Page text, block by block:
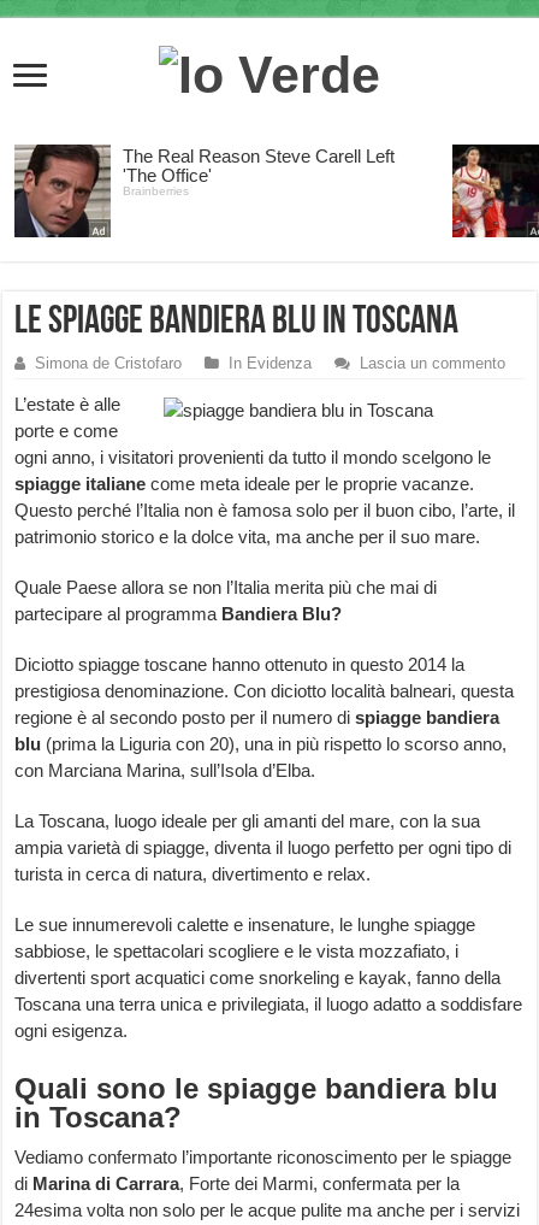
Le spiagge bandiera blu in Toscana
Simona de Cristofaro In Evidenza Lascia un commento
L’estate è alle
porte e come
ogni anno, i visitatori provenienti da tutto il mondo scelgono le
spiagge italiane come meta ideale per le proprie vacanze.
Questo perché l’Italia non è famosa solo per il buon cibo, l’arte, il
patrimonio storico e la dolce vita, ma anche per il suo mare.
Quale Paese allora se non l’Italia merita più che mai di
partecipare al programma Bandiera Blu?
Diciotto spiagge toscane hanno ottenuto in questo 2014 la
prestigiosa denominazione. Con diciotto località balneari, questa
regione è al secondo posto per il numero dispiagge bandiera
blu (prima la Liguria con 20), una in più rispetto lo scorso anno,
con Marciana Marina, sull’Isola d’Elba.
La Toscana, luogo ideale per gli amanti del mare, con la sua
ampia varietà di spiagge, diventa il luogo perfetto per ogni tipo di
turista in cerca di natura, divertimento e relax.
Le sue innumerevoli calette e insenature, le lunghe spiagge
sabbiose, le spettacolari scogliere e le vista mozzafiato, i
divertenti sport acquatici come snorkeling e kayak, fanno della
Toscana una terra unica e privilegiata, il luogo adatto a soddisfare
ogni esigenza.
Quali sono le spiagge bandiera blu
in Toscana?
Vediamo confermato l’importante riconoscimento per le spiagge
di Marina di Carrara, Forte dei Marmi, confermata per la
24esima volta non solo per le acque pulite ma anche per i servizi